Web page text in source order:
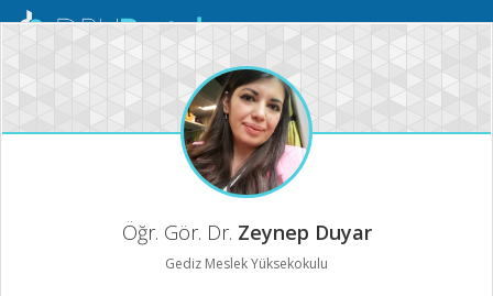
Mobil
Öğr. Gör. Dr. Zeynep Duyar
Gediz Meslek Yüksekokulu